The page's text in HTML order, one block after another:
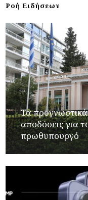
Ροή Ειδήσεων
Τα
αποδόσεις για
πρωθυπουργό